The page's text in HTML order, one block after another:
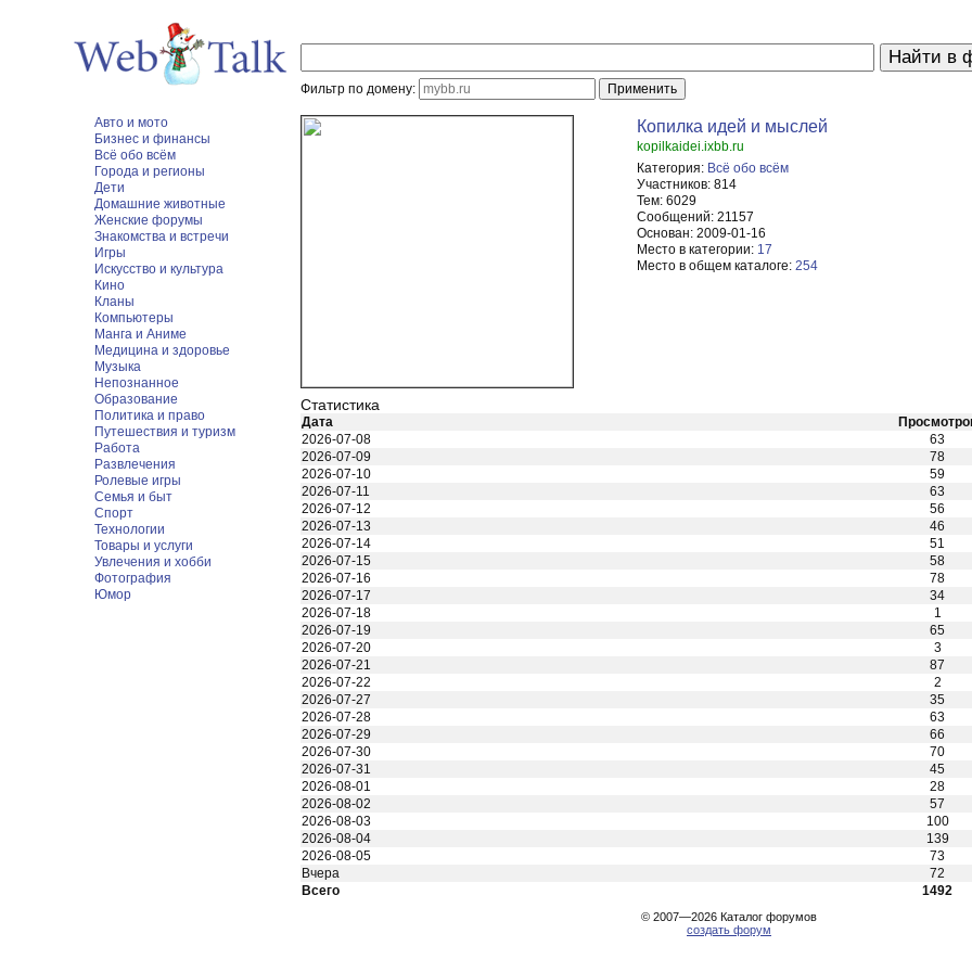
Фильтр по домену:
Авто и мото
Бизнес и финансы
Всё обо всём
Города и регионы
Дети
Домашние животные
Женские форумы
Знакомства и встречи
Игры
Искусство и культура
Кино
Кланы
Компьютеры
Манга и Аниме
Медицина и здоровье
Музыка
Непознанное
Образование
Политика и право
Путешествия и туризм
Работа
Развлечения
Ролевые игры
Семья и быт
Спорт
Технологии
Товары и услуги
Увлечения и хобби
Фотография
Юмор
Копилка идей и мыслей
kopilkaidei.ixbb.ru
Категория: Всё обо всём
Участников: 814
Тем: 6029
Сообщений: 21157
Основан: 2009-01-16
Место в категории: 17
Место в общем каталоге: 254
Статистика
Дата
2026-07-08
63
2026-07-09
78
2026-07-10
59
2026-07-11
63
2026-07-12
56
2026-07-13
46
2026-07-14
51
2026-07-15
58
2026-07-16
78
2026-07-17
34
2026-07-18
1
2026-07-19
65
2026-07-20
3
2026-07-21
87
2026-07-22
2
2026-07-27
35
2026-07-28
63
2026-07-29
66
2026-07-30
70
2026-07-31
45
2026-08-01
28
2026-08-02
57
2026-08-03
100
2026-08-04
139
2026-08-05
73
Вчера
72
Всего
1492
© 2007—2026 Каталог форумов
создать форум